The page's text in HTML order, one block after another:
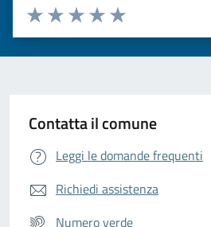
Valuta da 1 a 5 stelle la pagina
Valuta 5 stelle su 5
Valuta 4 stelle su 5
Valuta 3 stelle su 5
Valuta 2 stelle su 5
Valuta 1 stelle su 5
Contatta il comune
Leggi le domande frequenti
Richiedi assistenza
Numero verde